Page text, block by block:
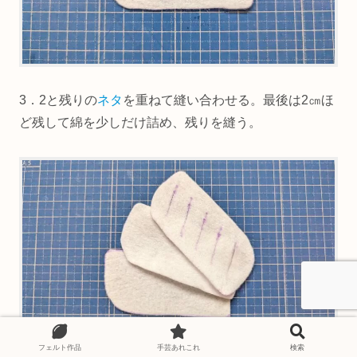
3．2と残りのネタ を重ねて縫い合わせる。最後は2㎝ほ
ど残して綿を少しだけ詰め、残りを縫う。
フェルト作品 手芸あれこれ 検索